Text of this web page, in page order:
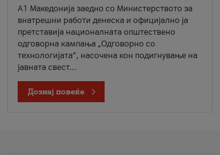
A1 Македонија заедно со Министерството за
внатрешни работи денеска и официјално ја
претставија националната општествено
одговорна кампања „Одговорно со
технологијата“, насочена кон подигнување на
јавната свест...
Дознај повеќе